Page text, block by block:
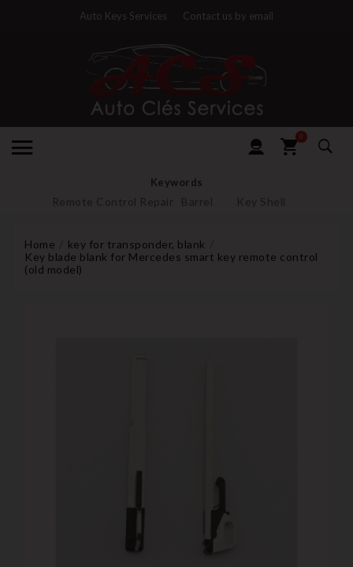
Auto Keys Services Contact us by email
0
Keywords
Remote Control Repair Barrel Key Shell
Home
key for transponder, blank
Key blade blank for Mercedes smart key remote control
(old model)